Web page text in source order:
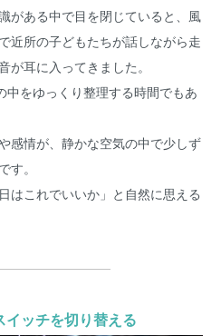
がある中で目を閉じていると、風
近所の子どもたちが話しながら走
が耳に入ってきました。
中をゆっくり整理する時間でもあ
感情が、静かな空気の中で少しず
す。
はこれでいいか」と自然に思える
ッチを切り替える